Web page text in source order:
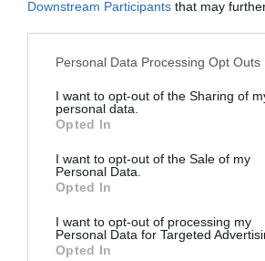
Downstream Participants that may
Personal Data Processing Opt Outs
I want to opt-out of the Sharing of
personal data.
Opted In
I want to opt-out of the Sale of my
Personal Data.
Opted In
I want to opt-out of processing my
Personal Data for Targeted
Opted In
profesor asociat la
Timișoara și doctorand la
Bolyai din Cluj Napoca.
Republica Islamică Pakistan
însărcinat cu afaceri al Uniunii
cu românii de pretutindeni